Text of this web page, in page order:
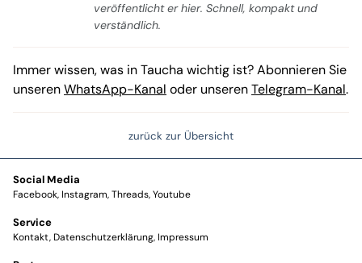
veröffentlicht er hier. Schnell, kompakt und
verständlich.
Immer wissen, was in Taucha wichtig ist? Abonnieren Sie
unserenWhatsApp-Kanal oder unserenTelegram-Kanal.
zurück zur Übersicht
Social Media
Facebook Instagram Threads Youtube
Service
Kontakt Datenschutzerklärung Impressum